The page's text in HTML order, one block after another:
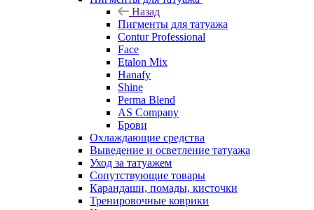
Назад
Пигменты для татуажа
Contur Professional
Face
Etalon Mix
Hanafy
Shine
Perma Blend
AS Company
Брови
Охлаждающие средства
Выведение и осветление татуажа
Уход за татуажем
Сопутствующие товары
Карандаши, помады, кисточки
Тренировочные коврики